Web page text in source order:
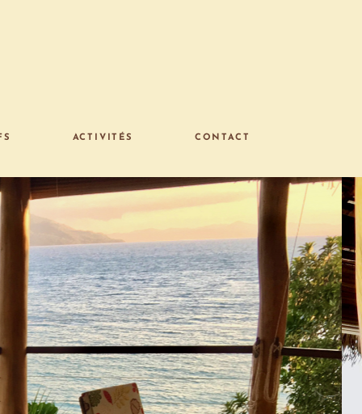
ACTIVITÉS CONTACT